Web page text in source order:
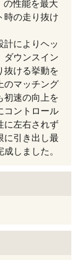
の性能を最大
時の走り抜け
計によりヘッ
ダウンスイン
抜ける挙動を
のマッチング
初速の向上を
コントロール
に左右されず
に引き出し最
しました。